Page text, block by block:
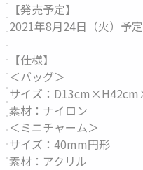
【発売予定】
2021年8月24日（火）予定
【仕様】
＜バッグ＞
サイズ：
素材：ナイロン
＜ミニチャーム＞
サイズ：40mm円形
素材：アクリル